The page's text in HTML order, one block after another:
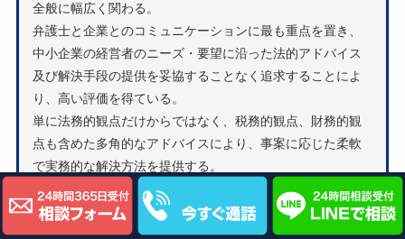
全般に幅広く関わる。
弁護士と企業とのコミュニケーションに最も重点を置き、
中小企業の経営者のニーズ・要望に沿った法的アドバイス
及び解決手段の提供を妥協することなく追求することによ
り、高い評価を得ている。
単に法務的観点だけからではなく、税務的観点、財務的観
点も含めた多角的なアドバイスにより、事案に応じた柔軟
で実務的な解決方法を提供する。
弁護士プロフィール